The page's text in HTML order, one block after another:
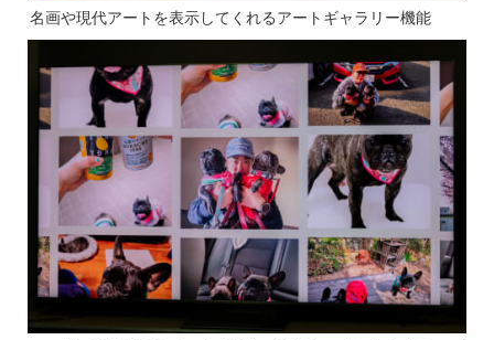
名画や現代アートを表示してくれるアートギャラリー機能